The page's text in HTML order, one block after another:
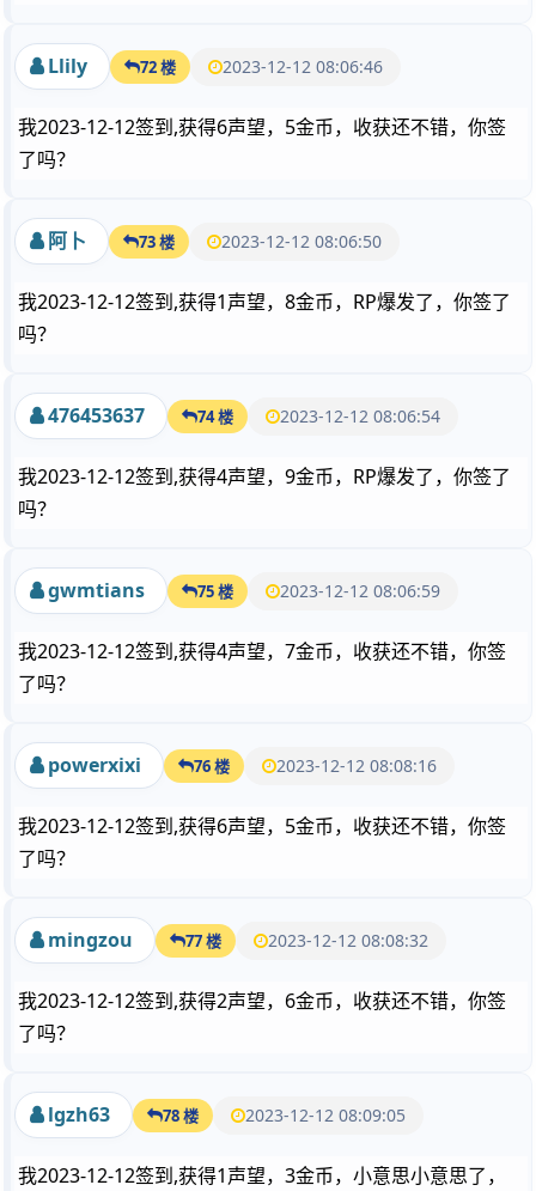
Llily 72 楼 2023-12-12 08:06:46
我2023-12-12签到,获得6声望，5金币，收获还不错，你签
了吗？
阿卜 73 楼 2023-12-12 08:06:50
我2023-12-12签到,获得1声望，8金币，RP爆发了，你签了
吗？
476453637 74 楼 2023-12-12 08:06:54
我2023-12-12签到,获得4声望，9金币，RP爆发了，你签了
吗？
gwmtians 75 楼 2023-12-12 08:06:59
我2023-12-12签到,获得4声望，7金币，收获还不错，你签
了吗？
powerxixi 76 楼 2023-12-12 08:08:16
我2023-12-12签到,获得6声望，5金币，收获还不错，你签
了吗？
mingzou 77 楼 2023-12-12 08:08:32
我2023-12-12签到,获得2声望，6金币，收获还不错，你签
了吗？
lgzh63 78 楼 2023-12-12 08:09:05
我2023-12-12签到,获得1声望，3金币，小意思小意思了，